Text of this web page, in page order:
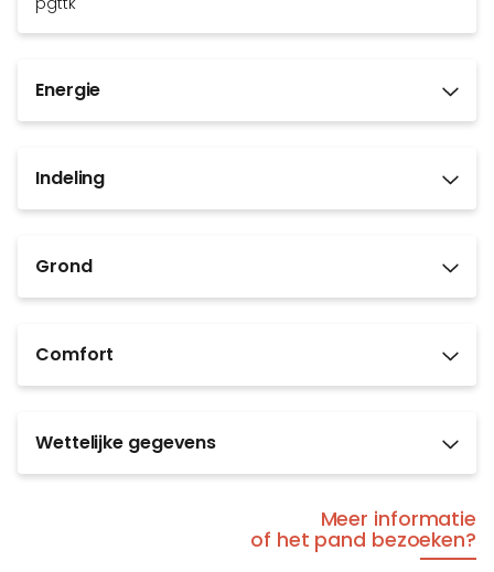
Energie
Indeling
Grond
Comfort
Wettelijke gegevens
Meer informatie
of het pand bezoeken?